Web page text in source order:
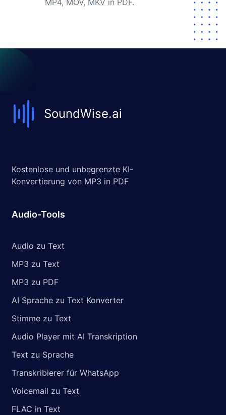
MP4, MOV, MKV in PDF.
SoundWise.ai
Kostenlose und unbegrenzte KI-
Konvertierung von MP3 in PDF
Audio-Tools
Audio zu Text
MP3 zu Text
MP3 zu PDF
AI Sprache zu Text Konverter
Stimme zu Text
Audio Player mit AI Transkription
Text zu Sprache
Transkribierer für WhatsApp
Voicemail zu Text
FLAC in Text